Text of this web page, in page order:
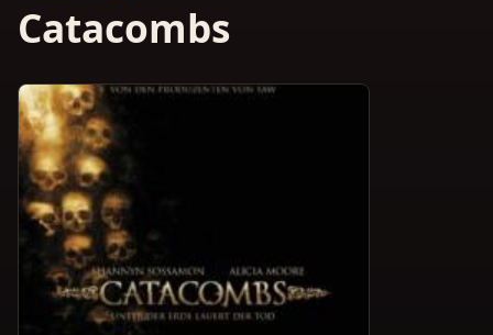
Catacombs